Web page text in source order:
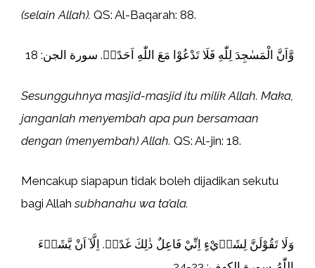
(selain Allah). QS: Al-Baqarah: 88.
وَّاَنَّ الْمَسٰجِدَ لِلّٰهِ فَلَا تَدْعُوْا مَعَ اللّٰهِ اَحَدًاۖ. سورة الجن: 18
Sesungguhnya masjid-masjid itu milik Allah. Maka,
janganlah menyembah apa pun bersamaan
dengan (menyembah) Allah. QS: Al-jin: 18.
Mencakup siapapun tidak boleh dijadikan sekutu
bagi Allahsubhanahu wa ta’ala.
وَلَا تَقُوْلَنَّ لِشَا۟يْءٍ اِنِّيْ فَاعِلٌ ذٰلِكَ غَدًاۙ. اِلَّآ اَنْ يَّشَاۤءَ